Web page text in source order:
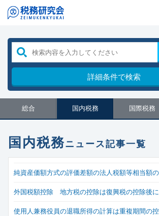
詳細条件で検索
総合 国内税務 国際税務
国内税務ニュース記事一覧
純資産価額方式の評価差額の法人税額等相当額
外国税額控除 地方税の控除は復興税の控除後
使用人兼務役員の退職所得の計算は重複期間の